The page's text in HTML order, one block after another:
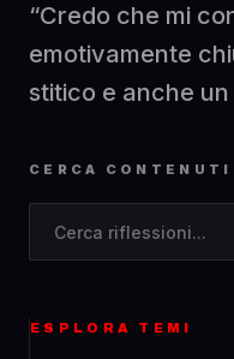
“Credo che mi
emotivamente
stitico e anche
CERCA CONTENUTI
ESPLORA TEMI